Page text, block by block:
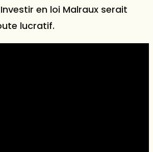
en loi Malraux serait
lucratif.